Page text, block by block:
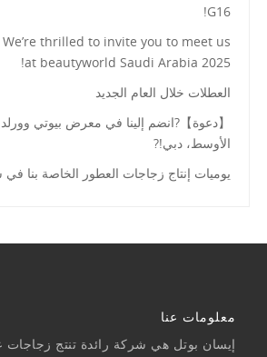
G16!
We’re thrilled to invite you to meet us
at beautyworld Saudi Arabia 2025!
العطلات خلال العام الجديد
【دعوة】?انضم إلينا في معرض بيوتي
الأوسط، دبي!?
يوميات إنتاج زجاجات العطور الخاصة بنا
معلومات عنا
إيسان بوتل هي شركة رائدة تنتج زجاجات